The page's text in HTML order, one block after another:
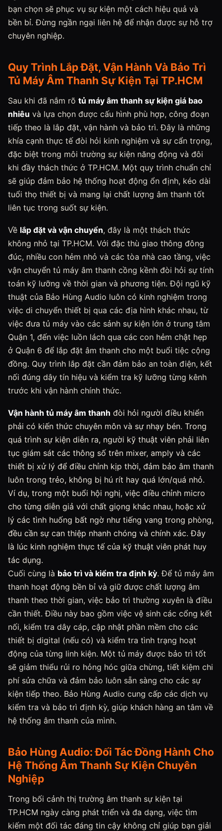
bạn chọn sẽ phục vụ sự kiện một cách hiệu quả và
bền bỉ. Đừng ngần ngại liên hệ để nhận được sự hỗ trợ
chuyên nghiệp.
Quy Trình Lắp Đặt, Vận Hành Và Bảo Trì
Tủ Máy Âm Thanh Sự Kiện Tại TP.HCM
Sau khi đã nắm rõ tủ máy âm thanh sự kiện giá bao
nhiêu và lựa chọn được cấu hình phù hợp, công đoạn
tiếp theo là lắp đặt, vận hành và bảo trì. Đây là những
khía cạnh thực tế đòi hỏi kinh nghiệm và sự cẩn trọng,
đặc biệt trong môi trường sự kiện năng động và đôi
khi đầy thách thức ở TP.HCM. Một quy trình chuẩn chỉ
sẽ giúp đảm bảo hệ thống hoạt động ổn định, kéo dài
tuổi thọ thiết bị và mang lại chất lượng âm thanh tốt
liên tục trong suốt sự kiện.
Về lắp đặt và vận chuyển, đây là một thách thức
không nhỏ tại TP.HCM. Với đặc thù giao thông đông
đúc, nhiều con hẻm nhỏ và các tòa nhà cao tầng, việc
vận chuyển tủ máy âm thanh cồng kềnh đòi hỏi sự tính
toán kỹ lưỡng về thời gian và phương tiện. Đội ngũ kỹ
thuật của Bảo Hùng Audio luôn có kinh nghiệm trong
việc di chuyển thiết bị qua các địa hình khác nhau, từ
việc đưa tủ máy vào các sảnh sự kiện lớn ở trung tâm
Quận 1, đến việc luồn lách qua các con hẻm chật hẹp
ở Quận 6 để lắp đặt âm thanh cho một buổi tiệc cộng
đồng. Quy trình lắp đặt cần đảm bảo an toàn điện, kết
nối đúng dây tín hiệu và kiểm tra kỹ lưỡng từng kênh
trước khi vận hành chính thức.
Vận hành tủ máy âm thanh đòi hỏi người điều khiển
phải có kiến thức chuyên môn và sự nhạy bén. Trong
quá trình sự kiện diễn ra, người kỹ thuật viên phải liên
tục giám sát các thông số trên mixer, amply và các
thiết bị xử lý để điều chỉnh kịp thời, đảm bảo âm thanh
luôn trong trẻo, không bị hú rít hay quá lớn/quá nhỏ.
Ví dụ, trong một buổi hội nghị, việc điều chỉnh micro
cho từng diễn giả với chất giọng khác nhau, hoặc xử
lý các tình huống bất ngờ như tiếng vang trong phòng,
đều cần sự can thiệp nhanh chóng và chính xác. Đây
là lúc kinh nghiệm thực tế của kỹ thuật viên phát huy
tác dụng.
Cuối cùng là bảo trì và kiểm tra định kỳ. Để tủ máy âm
thanh hoạt động bền bỉ và giữ được chất lượng âm
thanh theo thời gian, việc bảo trì thường xuyên là điều
cần thiết. Điều này bao gồm việc vệ sinh các cổng kết
nối, kiểm tra dây cáp, cập nhật phần mềm cho các
thiết bị digital (nếu có) và kiểm tra tình trạng hoạt
động của từng linh kiện. Một tủ máy được bảo trì tốt
sẽ giảm thiểu rủi ro hỏng hóc giữa chừng, tiết kiệm chi
phí sửa chữa và đảm bảo luôn sẵn sàng cho các sự
kiện tiếp theo. Bảo Hùng Audio cung cấp các dịch vụ
kiểm tra và bảo trì định kỳ, giúp khách hàng an tâm về
hệ thống âm thanh của mình.
Bảo Hùng Audio: Đối Tác Đồng Hành Cho
Hệ Thống Âm Thanh Sự Kiện Chuyên
Nghiệp
Trong bối cảnh thị trường âm thanh sự kiện tại
TP.HCM ngày càng phát triển và đa dạng, việc tìm
kiếm một đối tác đáng tin cậy không chỉ giúp bạn giải